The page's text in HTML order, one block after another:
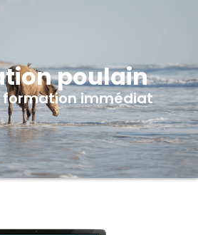
poulain
formation immédiat